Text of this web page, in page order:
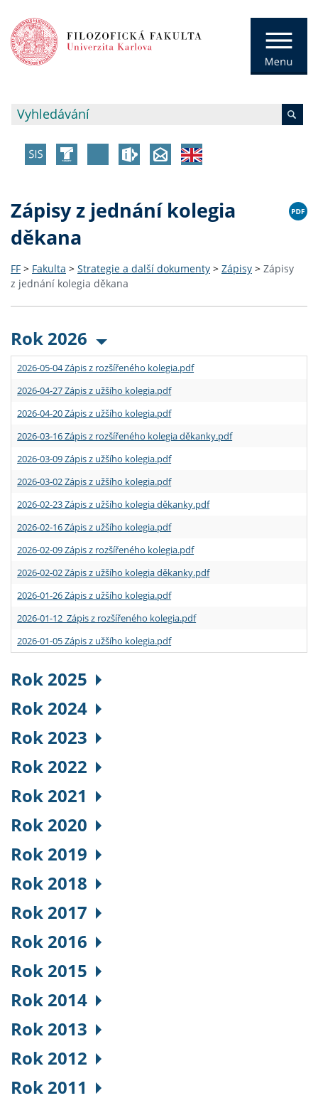
Zápisy z jednání kolegia
děkana
FF > Fakulta > Strategie a další dokumenty > Zápisy > Zápisy
z jednání kolegia děkana
Rok 2026
2026-05-04 Zápis z rozšířeného kolegia.pdf
2026-04-27 Zápis z užšího kolegia.pdf
2026-04-20 Zápis z užšího kolegia.pdf
2026-03-16 Zápis z rozšířeného kolegia děkanky.pdf
2026-03-09 Zápis z užšího kolegia.pdf
2026-03-02 Zápis z užšího kolegia.pdf
2026-02-23 Zápis z užšího kolegia děkanky.pdf
2026-02-16 Zápis z užšího kolegia.pdf
2026-02-09 Zápis z rozšířeného kolegia.pdf
2026-02-02 Zápis z užšího kolegia děkanky.pdf
2026-01-26 Zápis z užšího kolegia.pdf
2026-01-12 Zápis z rozšířeného kolegia.pdf
2026-01-05 Zápis z užšího kolegia.pdf
Rok 2025
Rok 2024
Rok 2023
Rok 2022
Rok 2021
Rok 2020
Rok 2019
Rok 2018
Rok 2017
Rok 2016
Rok 2015
Rok 2014
Rok 2013
Rok 2012
Rok 2011